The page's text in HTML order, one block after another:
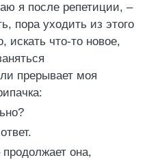
я после репетиции, –
пора уходить из этого
искать что-то новое,
прерывает моя
она,